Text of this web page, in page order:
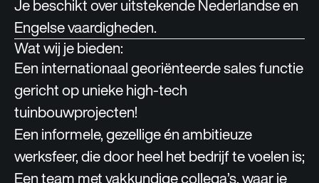
Je beschikt over uitstekende Nederlandse en
Engelse vaardigheden.
Wat wij je bieden:
Een internationaal georiënteerde sales functie
gericht op unieke high-tech
tuinbouwprojecten!
Een informele, gezellige én ambitieuze
werksfeer, die door heel het bedrijf te voelen is;
Een team met vakkundige collega’s, waar je